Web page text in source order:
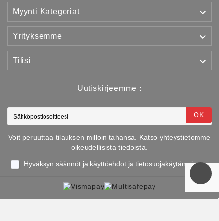
Myynti Kategoriat 
Yrityksemme 
Tilisi 
Uutiskirjeemme :
OK
Voit peruuttaa tilauksen milloin tahansa. Katso yhteystietomme
oikeudellisista tiedoista.
Hyväksyn säännöt ja käyttöehdot ja tietosuojakäytännön